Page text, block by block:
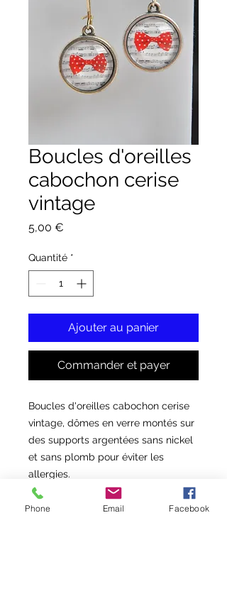
Boucles d'oreilles
cabochon cerise
vintage
5,00 €
Quantité *
Ajouter au panier
Commander et payer
Boucles d'oreilles cabochon cerise
vintage, dômes en verre montés sur
des supports argentées sans nickel
et sans plomb pour éviter les
allergies.
Les boucles d'oreilles en dormeuses
Phone Email Facebook